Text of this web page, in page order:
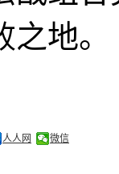
地。
人人网 微信